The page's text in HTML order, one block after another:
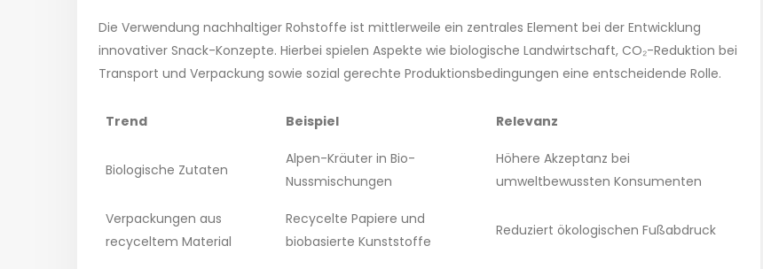
Die Verwendung nachhaltiger Rohstoffe ist mittlerweile ein zentrales Element bei der Entwicklung
innovativer Snack-Konzepte. Hierbei spielen Aspekte wie biologische Landwirtschaft, CO₂-Reduktion bei
Transport und Verpackung sowie sozial gerechte Produktionsbedingungen eine entscheidende Rolle.
Trend Beispiel Relevanz
Biologische Zutaten
Alpen-Kräuter in Bio-
Nussmischungen
Höhere Akzeptanz bei
umweltbewussten Konsumenten
Verpackungen aus
recyceltem Material
Recycelte Papiere und
biobasierte Kunststoffe
Reduziert ökologischen Fußabdruck